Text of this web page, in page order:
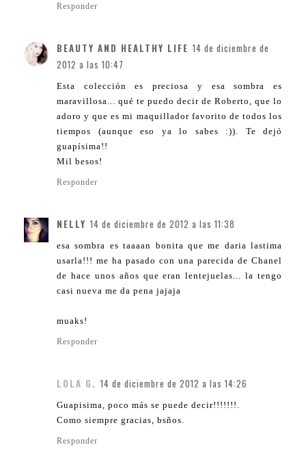
Responder
BEAUTY AND HEALTHY LIFE 14 de diciembre de
2012 a las 10:47
Esta colección es preciosa y esa sombra es
maravillosa... qué te puedo decir de Roberto, que lo
adoro y que es mi maquillador favorito de todos los
tiempos (aunque eso ya lo sabes :)). Te dejó
guapísima!!
Mil besos!
Responder
NELLY 14 de diciembre de 2012 a las 11:38
esa sombra es taaaan bonita que me daria lastima
usarla!!! me ha pasado con una parecida de Chanel
de hace unos años que eran lentejuelas... la tengo
casi nueva me da pena jajaja
muaks!
Responder
LOLA G. 14 de diciembre de 2012 a las 14:26
Guapisima, poco más se puede decir!!!!!!!.
Como siempre gracias, bsños.
Responder